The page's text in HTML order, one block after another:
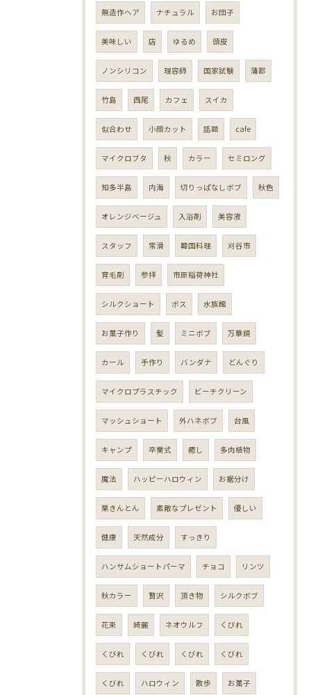
無造作ヘア ナチュラル お団子
美味しい 店 ゆるめ 頭皮
ノンシリコン 理容師 国家試験 蒲郡
竹島 西尾 カフェ スイカ
似合わせ 小顔カット 話題 cafe
マイクロブタ 秋 カラー セミロング
知多半島 内海 切りっぱなしボブ 秋色
オレンジベージュ 入浴剤 美容液
スタッフ 常滑 韓国料理 刈谷市
育毛剤 参拝 市原稲荷神社
シルクショート ボス 水族館
お菓子作り 髪 ミニボブ 万華鏡
カール 手作り バンダナ どんぐり
マイクロプラスチック ビーチクリーン
マッシュショート 外ハネボブ 台風
キャンプ 卒業式 癒し 多肉植物
魔法 ハッピーハロウィン お裾分け
栗きんとん 素敵なプレゼント 優しい
健康 天然成分 すっきり
ハンサムショートパーマ チョコ リンツ
秋カラー 贅沢 頂き物 シルクボブ
花束 綺麗 ネオウルフ くびれ
くびれ くびれ くびれ くびれ
くびれ ハロウィン 散歩 お菓子